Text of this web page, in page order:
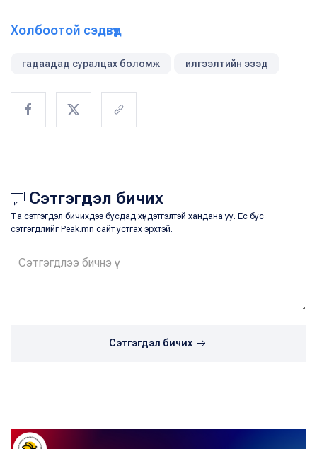
Холбоотой сэдвүүд
гадаадад суралцах боломж илгээлтийн эзэд
Сэтгэгдэл бичих
Та сэтгэгдэл бичихдээ бусдад хүндэтгэлтэй хандана уу. Ёс бус
сэтгэгдлийг Peak.mn сайт устгах эрхтэй.
Сэтгэгдэл бичих